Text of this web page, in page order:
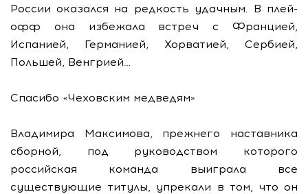
России оказался на редкость удачным. В плей-
офф она избежала встреч с Францией,
Испанией, Германией, Хорватией, Сербией,
Польшей, Венгрией…
Спасибо «Чеховским медведям»
Владимира Максимова, прежнего наставника
сборной, под руководством которого
российская команда выиграла все
существующие титулы, упрекали в том, что он